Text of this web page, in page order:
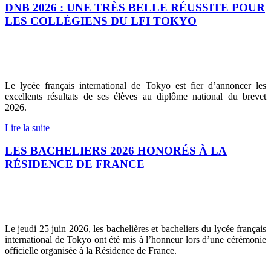
DNB 2026 : UNE TRÈS BELLE RÉUSSITE POUR
LES COLLÉGIENS DU LFI TOKYO
Le lycée français international de Tokyo est fier d’annoncer les
excellents résultats de ses élèves au diplôme national du brevet
2026.
Lire la suite
LES BACHELIERS 2026 HONORÉS À LA
RÉSIDENCE DE FRANCE
Le jeudi 25 juin 2026, les bachelières et bacheliers du lycée français
international de Tokyo ont été mis à l’honneur lors d’une cérémonie
officielle organisée à la Résidence de France.